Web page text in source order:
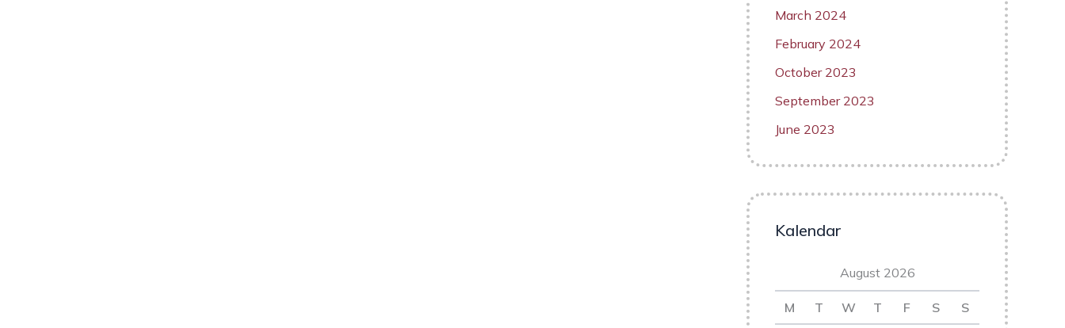
March 2024
February 2024
October 2023
September 2023
June 2023
Kalendar
August 2026
M T W T F S S